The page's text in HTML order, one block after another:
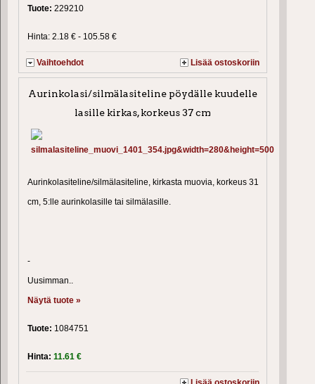
Tuote: 229210
Hinta: 2.18 € - 105.58 €
Vaihtoehdot Lisää ostoskoriin
Aurinkolasi/silmälasiteline pöydälle kuudelle
lasille kirkas, korkeus 37 cm
Aurinkolasiteline/silmälasiteline, kirkasta muovia, korkeus 31
cm, 5:lle aurinkolasille tai silmälasille.
-
Uusimman..
Näytä tuote »
Tuote: 1084751
Hinta: 11.61 €